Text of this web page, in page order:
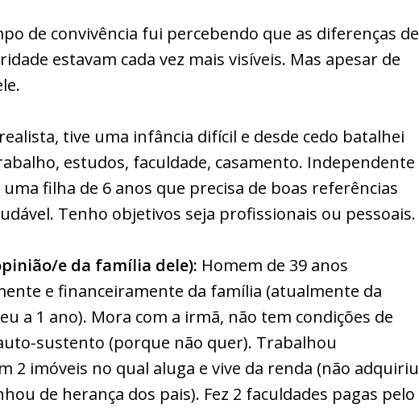
de convivência fui percebendo que as diferenças de
estavam cada vez mais visíveis. Mas apesar de
tive uma infância difícil e desde cedo batalhei
estudos, faculdade, casamento. Independente
filha de 6 anos que precisa de boas referências
Tenho objetivos seja profissionais ou pessoais.
e da família dele): Homem de 39 anos
e financeiramente da família (atualmente da
a 1 ano). Mora com a irmã, não tem condições de
sustento (porque não quer). Trabalhou
2 imóveis no qual aluga e vive da renda (não adquiriu
de herança dos pais). Fez 2 faculdades pagas pelo